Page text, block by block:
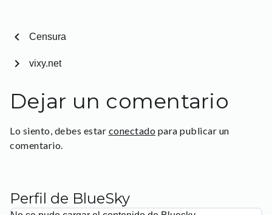
chevron_left Censura
vixy.net
chevron_right
Dejar un comentario
Lo siento, debes estar conectado para publicar un
comentario.
Perfil de BlueSky